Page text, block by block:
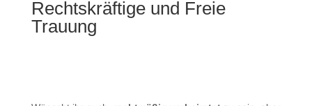
Rechtskräftige und Freie
Trauung